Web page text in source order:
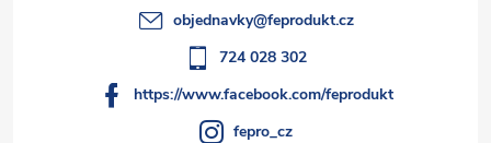
objednavky@feprodukt.cz
724 028 302
https://www.facebook.com/feprodukt
fepro_cz